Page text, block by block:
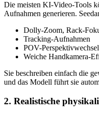
Die meisten KI-Video-Tools
Aufnahmen generieren.
Dolly-Zoom, Rack-
Tracking-Aufnahmen
POV-Perspektivwechsel
Weiche Handkamera-
Sie beschreiben einfach die
und das Modell führt sie
2. Realistische